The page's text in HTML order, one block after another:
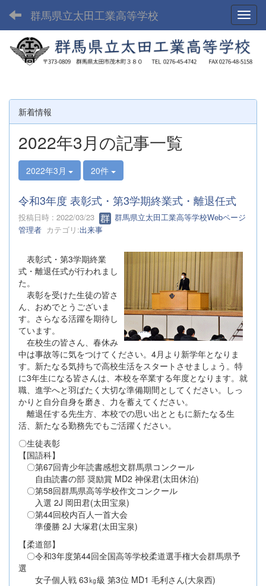
群馬県立太田工業高等学校
新着情報
2022年3月の記事一覧
2022年3月 20件
令和3年度 表彰式・第3学期終業式・離退任式
投稿日時 : 2022/03/23
群馬県立太田工業高等学校Webページ
管理者 カテゴリ:出来事
表彰式・第3学期終業
式・離退任式が行われまし
た。
表彰を受けた生徒の皆さ
ん、おめでとうございま
す。さらなる活躍を期待し
ています。
在校生の皆さん、春休み
中は事故等に気をつけてください。4月より新学年となりま
す。新たなる気持ちで高校生活をスタートさせましょう。特
に3年生になる皆さんは、本校を卒業する年度となります。就
職、進学へと羽ばたく大切な準備期間としてください。しっ
かりと自分自身を磨き、力を蓄えてください。
離退任する先生方、本校での思い出とともに新たなる生
活、新たなる勤務先でもご活躍ください。
〇生徒表彰
【国語科】
〇第67回青少年読書感想文群馬県コンクール
自由読書の部 奨励賞 MD2 神保君(太田休泊)
〇第58回群馬県高等学校作文コンクール
入選 2J 岡田君(太田宝泉)
〇第44回校内百人一首大会
準優勝 2J 大塚君(太田宝泉)
【柔道部】
〇令和3年度第44回全国高等学校柔道選手権大会群馬県予
選
女子個人戦 63㎏級 第3位 MD1 毛利さん(大泉西)